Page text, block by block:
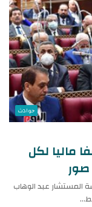
حوادث
ماليا لكل
المستشار عبد الوهاب